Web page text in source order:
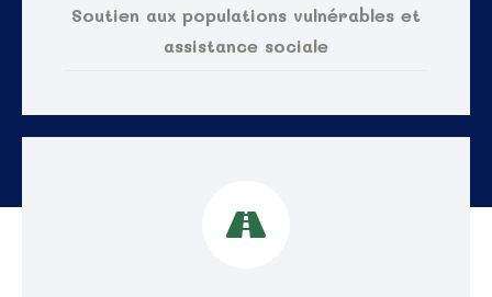
Soutien aux populations vulnérables et
assistance sociale